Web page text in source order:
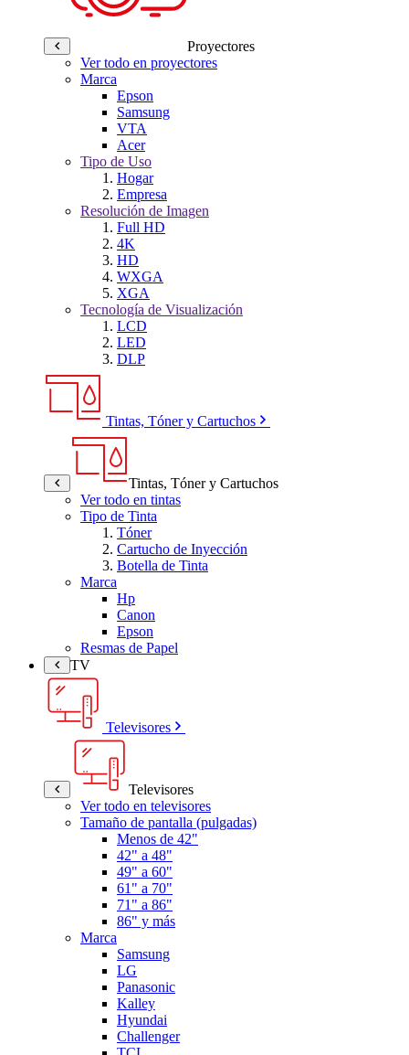
Proyectores
Ver todo en proyectores
Marca
Epson
Samsung
VTA
Acer
Tipo de Uso
Hogar
Empresa
Resolución de Imagen
Full HD
4K
HD
WXGA
XGA
Tecnología de Visualización
LCD
LED
DLP
Tintas, Tóner y Cartuchos
Tintas, Tóner y Cartuchos
Ver todo en tintas
Tipo de Tinta
Tóner
Cartucho de Inyección
Botella de Tinta
Marca
Hp
Canon
Epson
Resmas de Papel
TV
Televisores
Televisores
Ver todo en televisores
Tamaño de pantalla (pulgadas)
Menos de 42"
42" a 48"
49" a 60"
61" a 70"
71" a 86"
86" y más
Marca
Samsung
LG
Panasonic
Kalley
Hyundai
Challenger